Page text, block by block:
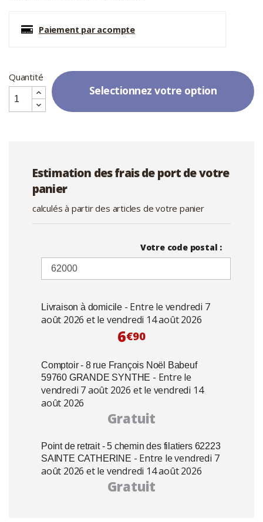
Paiement par acompte
Quantité
Selectionnez votre option
Estimation des frais de port de votre
panier
calculés à partir des articles de votre panier
Votre code postal :
Livraison à domicile - Entre le vendredi 7
août 2026 et le vendredi 14 août 2026
6€90
Comptoir - 8 rue François Noël Babeuf
59760 GRANDE SYNTHE - Entre le
vendredi 7 août 2026 et le vendredi 14
août 2026
Gratuit
Point de retrait - 5 chemin des filatiers 62223
SAINTE CATHERINE - Entre le vendredi 7
août 2026 et le vendredi 14 août 2026
Gratuit